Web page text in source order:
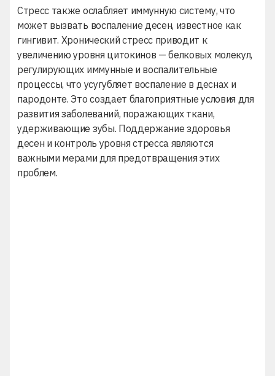
Стресс также ослабляет иммунную систему, что
может вызвать воспаление десен, известное как
гингивит. Хронический стресс приводит к
увеличению уровня цитокинов — белковых молекул,
регулирующих иммунные и воспалительные
процессы, что усугубляет воспаление в деснах и
пародонте. Это создает благоприятные условия для
развития заболеваний, поражающих ткани,
удерживающие зубы. Поддержание здоровья
десен и контроль уровня стресса являются
важными мерами для предотвращения этих
проблем.